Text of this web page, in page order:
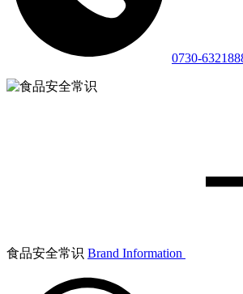
0730-
食品安全常识 Brand Information